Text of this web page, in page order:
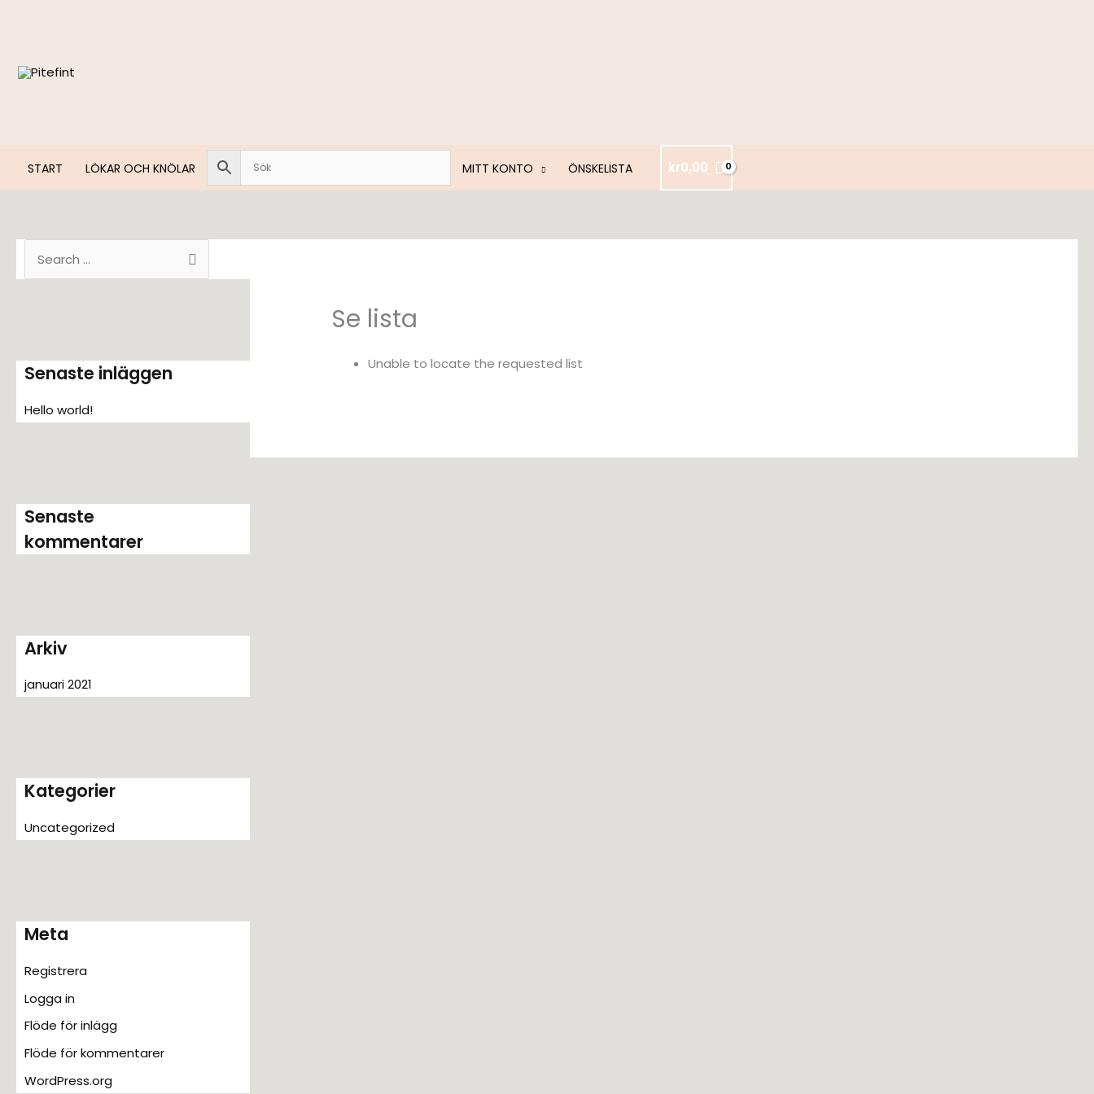
START LÖKAR OCH KNÖLAR MITT KONTO ÖNSKELISTA kr0,00
ö
t
r
Senaste inläggen
Hello world!
Senaste
kommentarer
Arkiv
januari 2021
Kategorier
Uncategorized
Meta
Registrera
Logga in
Flöde för inlägg
Flöde för kommentarer
WordPress.org
Se lista
Unable to locate the requested list